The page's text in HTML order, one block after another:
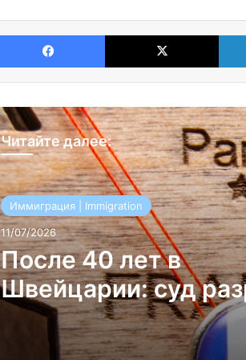
Facebook X
Читайте далее:
Иммиграция | Immigration
11/07/2026
После 40 лет в
Швейцарии: суд
депортацию